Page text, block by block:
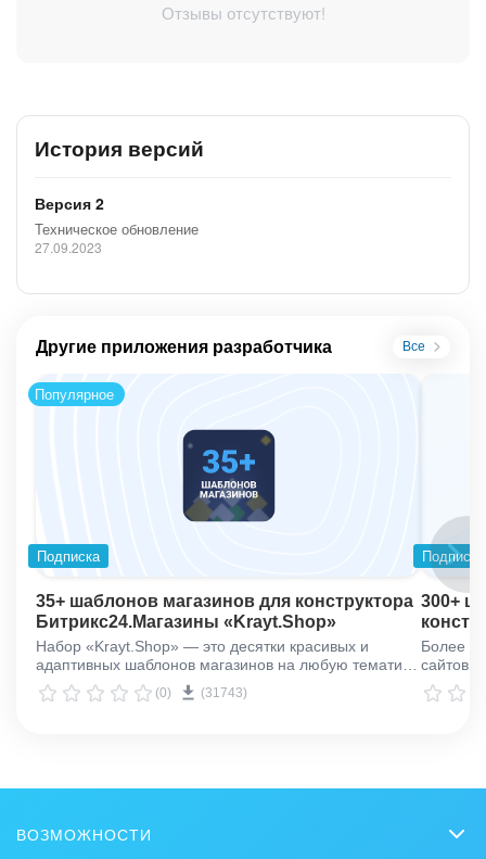
Отзывы отсутствуют!
История версий
Версия 2
Техническое обновление
27.09.2023
Другие приложения разработчика Все
Популярное
Подписка
35+ шаблонов магазинов для конструктора
Битрикс24.Магазины «Krayt.Shop»
Набор «Krayt.Shop» — это десятки красивых и
адаптивных шаблонов магазинов на любую тематику.
1 минута на создание, пара дней на запуск.
(0) (31743)
Подписка
300+
Более
сайтов
ВОЗМОЖНОСТИ